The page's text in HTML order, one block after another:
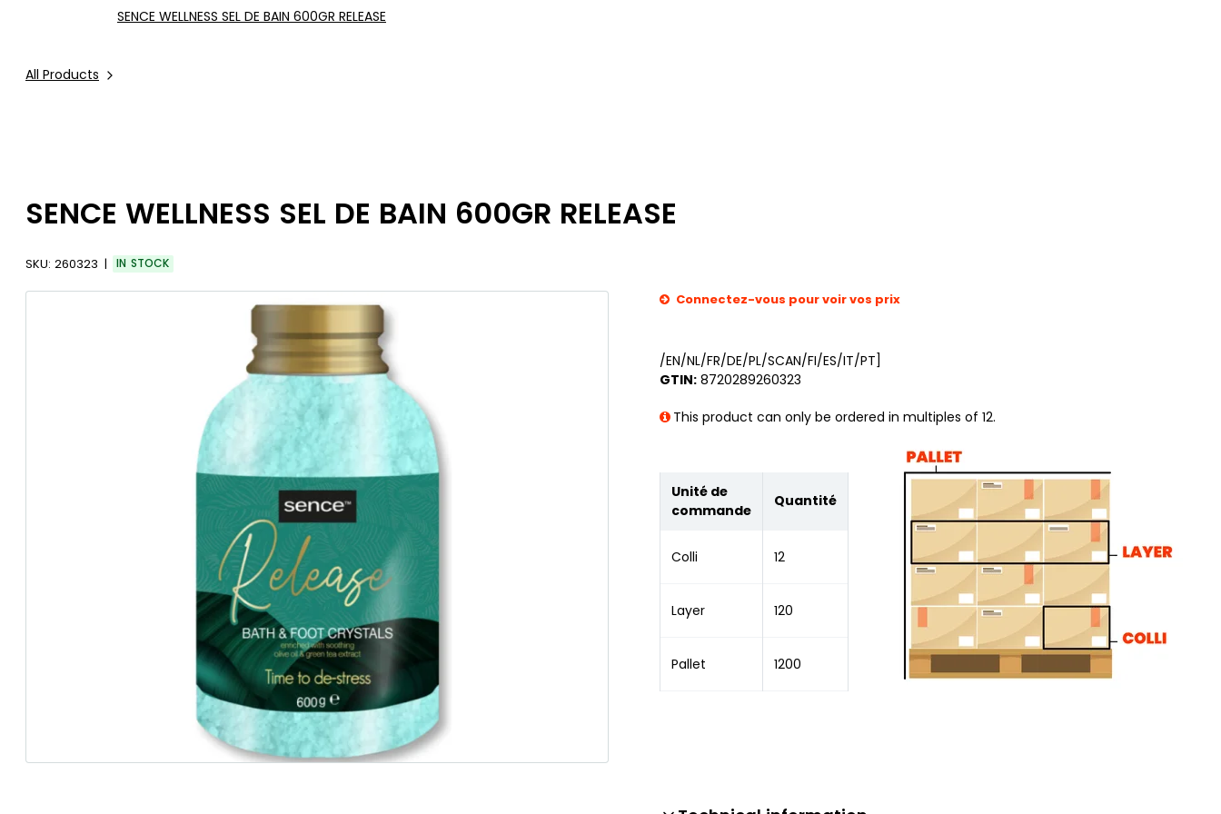
All Products
SENCE WELLNESS SEL DE BAIN 600GR RELEASE
SENCE WELLNESS SEL DE BAIN 600GR RELEASE
SKU: 260323 IN STOCK
Connectez-vous pour voir vos prix
/EN/NL/FR/DE/PL/SCAN/FI/ES/IT/PT]
GTIN: 8720289260323
This product can only be ordered in multiples of 12.
Unité de
commande
Quantité
Colli 12
Layer 120
Pallet 1200